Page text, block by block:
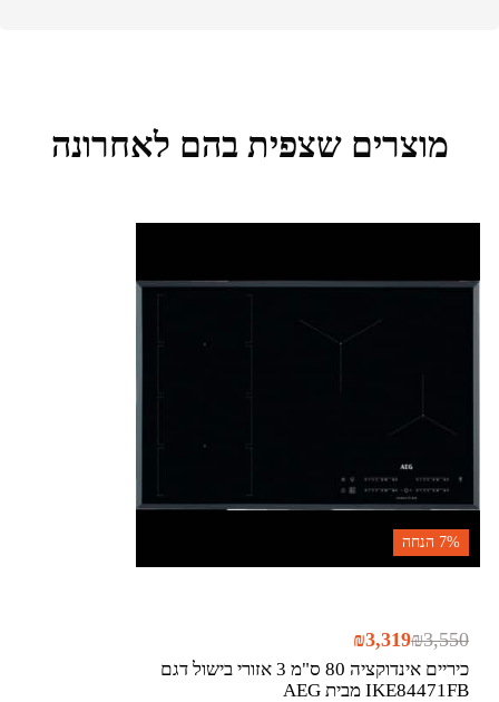
מוצרים שצפית בהם לאחרונה
7% הנחה
כיריים אינדוקציה 80 ס"מ 3 אזורי בישול דגם
IKE84471FB מבית AEG
₪3,550
₪3,319